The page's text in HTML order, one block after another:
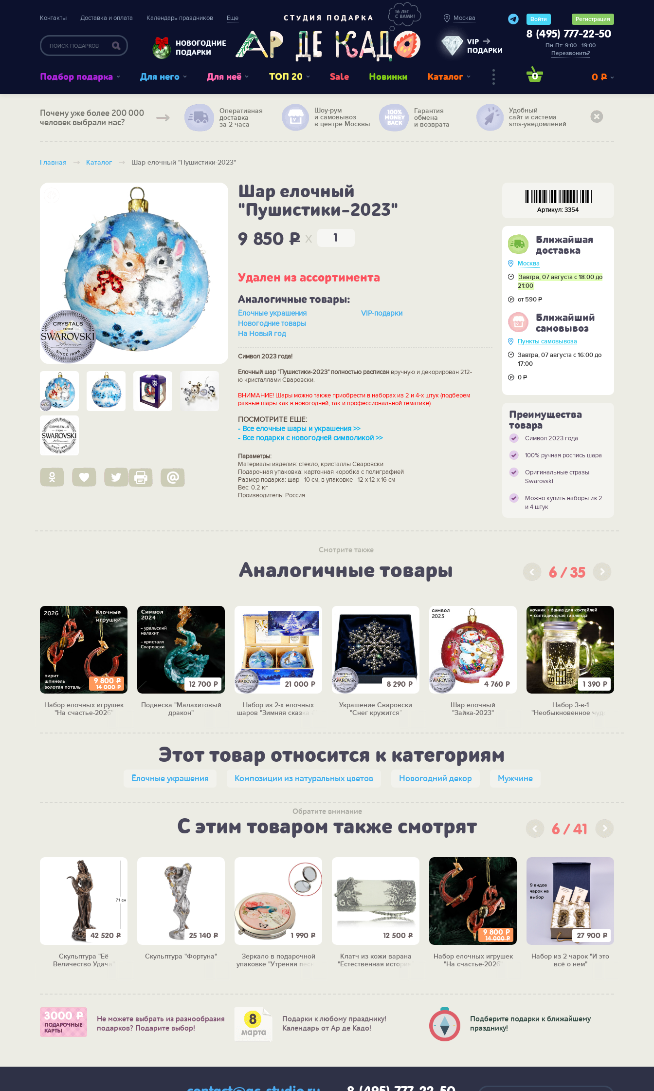
Контакты Доставка и оплата Календарь праздников Еще
НОВОГОДНИЕ
ПОДАРКИ
СТУДИЯ ПОДАРКА Москва
VIP
ПОДАРКИ
Войти Регистрация
8 (495) 777-22-50
Пн-Пт: 9:00 - 19:00
Перезвонить?
Подбор подарка Для него Для неё ТОП 20 Sale Новинки Каталог 0 0 Р
Почему уже более 200 000
человек выбрали нас?
Оперативная
доставка
за 2 часа
Шоу-рум
и самовывоз
в центре Москвы
Гарантия
обмена
и возврата
Удобный
сайт и система
sms-уведомлений
Главная Каталог Шар елочный "Пушистики-2023"
Шар елочный
"Пушистики-2023"
9 850P x
Удален из ассортимента
Аналогичные товары:
Ёлочные украшения
Новогодние товары
На Новый год
VIP-подарки
Символ 2023 года!
Елочный шар "Пушистики-2023" полностью расписан вручную и декорирован 212-
ю кристаллами Сваровски.
ВНИМАНИЕ! Шары можно также приобрести в наборах из 2 и 4-х штук (подберем
разные шары как в новогодней, так и профессиональной тематике).
ПОСМОТРИТЕ ЕЩЕ:
- Все елочные шары и украшения >>
- Все подарки с новогодней символикой >>
Параметры:
Материалы изделия: стекло, кристаллы Сваровски
Подарочная упаковка: картонная коробка с полиграфией
Размер подарка: шар - 10 см, в упаковке - 12 х 12 х 16 см
Вес: 0.2 кг
Производитель: Россия
Артикул: 3354
Ближайшая
доставка
Москва
Завтра, 07 августа с 18:00 до
21:00
от 590Р
Ближайший
самовывоз
Пункты самовывоза
Завтра, 07 августа с 16:00 до
17:00
0Р
Преимущества
товара
Символ 2023 года
100% ручная роспись шара
Оригинальные стразы
Swarovski
Можно купить наборы из 2
и 4 штук
Смотрите также
Аналогичные товары 6 35
9 800 Р
14 000Р
Набор елочных игрушек
"На счастье-2026"
12 700 Р
Подвеска "Малахитовый
дракон"
21 000 Р
Набор из 2-х елочных
шаров "Зимняя сказка #1"
8 290 Р
Украшение Сваровски
"Снег кружится"
4 760 Р
Шар елочный
"Зайка-2023"
1 390 Р
Набор 3-в-1
"Необыкновенное чудо"
Этот товар относится к категориям
Ёлочные украшения Композиции из натуральных цветов Новогодний декор Мужчине
Обратите внимание
С этим товаром также смотрят 6 41
42 520 Р
Скульптура "Её
Величество Удача"
25 140 Р
Скульптура "Фортуна"
1 990 Р
Зеркало в подарочной
упаковке "Утреняя песня"
12 500 Р
Клатч из кожи варана
"Естественная история"
9 800 Р
14 000Р
Набор елочных игрушек
"На счастье-2026"
27 900 Р
Набор из 2 чарок "И это
всё о нем"
Не можете выбрать из разнообразия
подарков? Подарите выбор!
Подарки к любому празднику!
Календарь от Ар де Кадо!
Подберите подарки к ближайшему
празднику!